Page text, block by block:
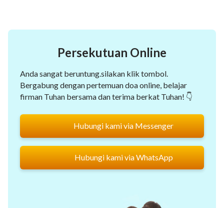
Persekutuan Online
Anda sangat beruntung.silakan klik tombol.
Bergabung dengan pertemuan doa online, belajar
firman Tuhan bersama dan terima berkat Tuhan! 👇
Hubungi kami via Messenger
Hubungi kami via WhatsApp